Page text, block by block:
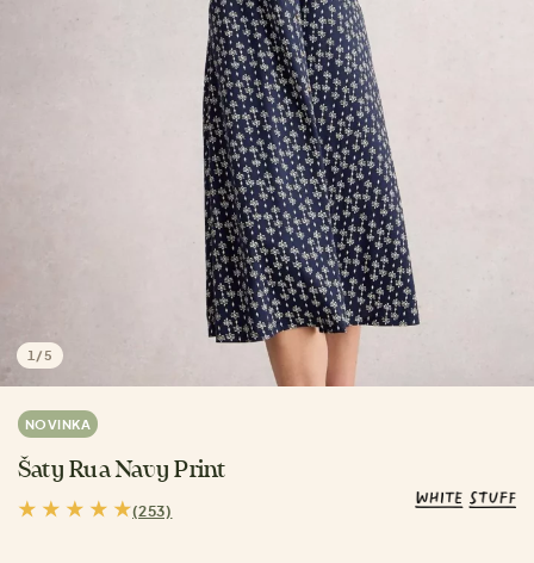
1 /5
NOVINKA
Šaty Rua Navy Print
(253)